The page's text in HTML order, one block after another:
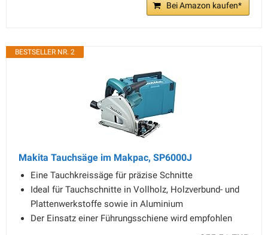
Bei Amazon kaufen*
BESTSELLER NR. 2
Makita Tauchsäge im Makpac, SP6000J
Eine Tauchkreissäge für präzise Schnitte
Ideal für Tauchschnitte in Vollholz, Holzverbund- und
Plattenwerkstoffe sowie in Aluminium
Der Einsatz einer Führungsschiene wird empfohlen